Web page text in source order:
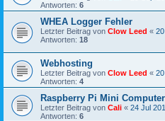
Antworten: 6
WHEA Logger Fehler
Letzter Beitrag von Clow Leed «
Antworten: 18
Webhosting
Letzter Beitrag von Clow Leed «
Antworten: 4
Raspberry Pi Mini
Letzter Beitrag von Cali « 24 Jul
Antworten: 6